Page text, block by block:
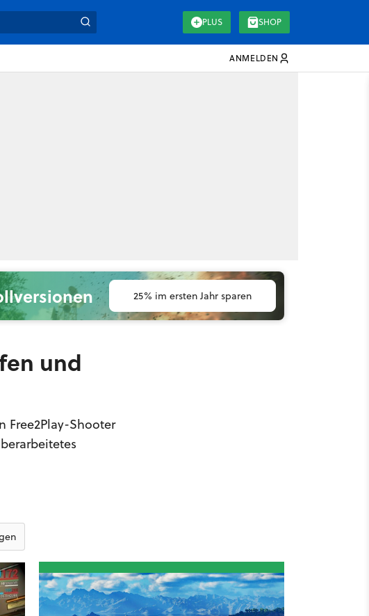
PLUS SHOP
ANMELDEN
25% im ersten Jahr sparen
und
Free2Play-Shooter